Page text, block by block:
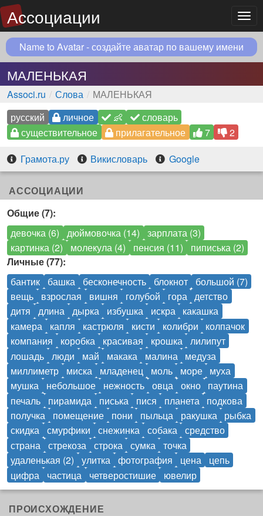
Ассоциации
Name to Avatar - создайте аватар по вашему имени
МАЛЕНЬКАЯ
Associ.ru Слова
МАЛЕНЬКАЯ
русский
личное 👶
словарь
существительное
прилагательное 7
2
Грамота.ру
Викисловарь Google
АССОЦИАЦИИ
Общие (7):
девочка (6)
дюймовочка (14)
зарплата (3)
картинка (2)
молекула (4) пенсия (11)
пиписька (2)
Личные (77):
бантик
башка бесконечность блокнот
большой (7)
вещь
взрослая вишня голубой гора детство
дитя
длина дырка избушка искра какашка
камера
капля кастрюля кисти колибри
колпачок
компания
коробка красивая крошка лилипут
лошадь
люди май макака малина
медуза
миллиметр
миска младенец моль море муха
мушка
небольшое нежность овца окно паутина
печаль
пирамида писька пися планета подкова
получка
помещение пони пыльца ракушка рыбка
скидка смурфики снежинка собака средство
страна стрекоза строка сумка точка
удаленькая (2)
улитка фотография цена
цепь
цифра
частица четверостишие ювелир
ПРОИСХОЖДЕНИЕ